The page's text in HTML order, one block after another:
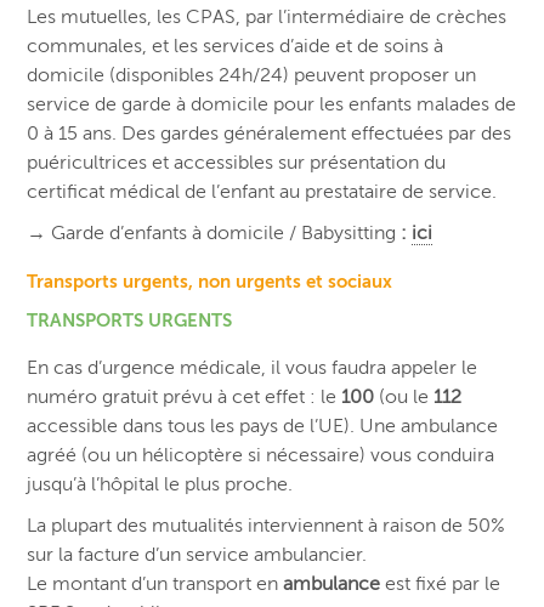
Les mutuelles, les CPAS, par l’intermédiaire de crèches
communales, et les services d’aide et de soins à
domicile (disponibles 24h/24) peuvent proposer un
service de garde à domicile pour les enfants malades de
0 à 15 ans. Des gardes généralement effectuées par des
puéricultrices et accessibles sur présentation du
certificat médical de l’enfant au prestataire de service.
→ Garde d’enfants à domicile / Babysitting : ici
Transports urgents, non urgents et sociaux
TRANSPORTS URGENTS
En cas d’urgence médicale, il vous faudra appeler le
numéro gratuit prévu à cet effet : le 100 (ou le 112
accessible dans tous les pays de l’UE). Une ambulance
agréé (ou un hélicoptère si nécessaire) vous conduira
jusqu’à l’hôpital le plus proche.
La plupart des mutualités interviennent à raison de 50%
sur la facture d’un service ambulancier.
Le montant d’un transport enambulance est fixé par le